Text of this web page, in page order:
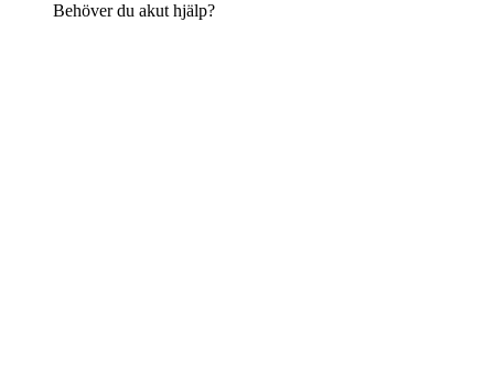
Behöver du akut hjälp?